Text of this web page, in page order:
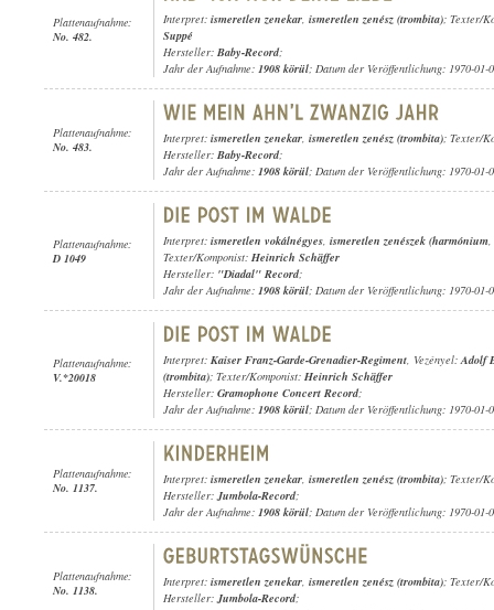
Plattenaufnahme:
No. 482.
Interpret: ismeretlen zenekar, ismeretlen zenész (trombita); Texter/
Suppé
Hersteller: Baby-Record;
Jahr der Aufnahme: 1908 körül; Datum der Veröffentlichung: 1970-01-
Plattenaufnahme:
No. 483.
Interpret: ismeretlen zenekar, ismeretlen zenész (trombita); Texter/
Hersteller: Baby-Record;
Jahr der Aufnahme: 1908 körül; Datum der Veröffentlichung: 1970-01-
Plattenaufnahme:
D 1049
Interpret: ismeretlen vokálnégyes, ismeretlen zenészek (harmónium,
Texter/Komponist: Heinrich Schäffer
Hersteller: "Diadal" Record;
Jahr der Aufnahme: 1908 körül; Datum der Veröffentlichung: 1970-01-
Plattenaufnahme:
V.*20018
Interpret: Kaiser Franz-Garde-Grenadier-Regiment, Vezényel:Adolf
(trombita); Texter/Komponist: Heinrich Schäffer
Hersteller: Gramophone Concert Record;
Jahr der Aufnahme: 1908 körül; Datum der Veröffentlichung: 1970-01-
Plattenaufnahme:
No. 1137.
Interpret: ismeretlen zenekar, ismeretlen zenész (trombita); Texter/
Hersteller:Jumbola-Record;
Jahr der Aufnahme: 1908 körül; Datum der Veröffentlichung: 1970-01-
Plattenaufnahme:
No. 1138.
Interpret: ismeretlen zenekar, ismeretlen zenész (trombita); Texter/
Hersteller:Jumbola-Record;